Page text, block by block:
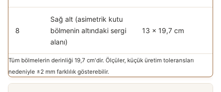
8
Sağ alt (asimetrik kutu
bölmenin altındaki sergi
alanı)
13 × 19,7 cm
Tüm bölmelerin derinliği 19,7 cm'dir. Ölçüler, küçük üretim toleransları
nedeniyle ±2 mm farklılık gösterebilir.